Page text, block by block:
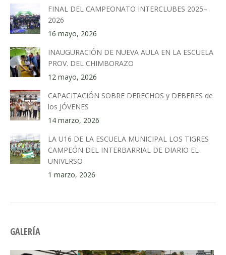
FINAL DEL CAMPEONATO INTERCLUBES 2025–
2026
16 mayo, 2026
INAUGURACIÓN DE NUEVA AULA EN LA ESCUELA
PROV. DEL CHIMBORAZO
12 mayo, 2026
CAPACITACIÓN SOBRE DERECHOS y DEBERES de
los JÓVENES
14 marzo, 2026
LA U16 DE LA ESCUELA MUNICIPAL LOS TIGRES
CAMPEÓN DEL INTERBARRIAL DE DIARIO EL
UNIVERSO
1 marzo, 2026
GALERÍA